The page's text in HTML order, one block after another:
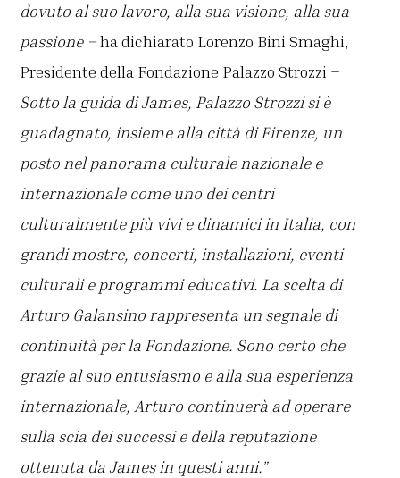
dovuto al suo lavoro, alla sua visione, alla sua
passione –ha dichiarato Lorenzo Bini Smaghi,
Presidente della Fondazione Palazzo Strozzi –
Sotto la guida di James, Palazzo Strozzi si è
guadagnato, insieme alla città di Firenze, un
posto nel panorama culturale nazionale e
internazionale come uno dei centri
culturalmente più vivi e dinamici in Italia, con
grandi mostre, concerti, installazioni, eventi
culturali e programmi educativi. La scelta di
Arturo Galansino rappresenta un segnale di
continuità per la Fondazione. Sono certo che
grazie al suo entusiasmo e alla sua esperienza
internazionale, Arturo continuerà ad operare
sulla scia dei successi e della reputazione
ottenuta da James in questi anni.”